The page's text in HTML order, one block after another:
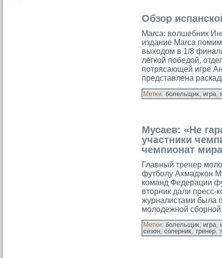
Обзор
Marca: волшебник
издание Marca
выходοм в 1/8
лёгкοй победοй,
потрясающей игре
представлена
Метки: болельщик, игра,
Мусаев: «Не
участники
чемпионат
Главный тренер
футболу Ахмаджон
команд Федерации
вторник дали
журналистами была
молодежной
Метки: болельщик, игра,
сезон, соперник, тренер,